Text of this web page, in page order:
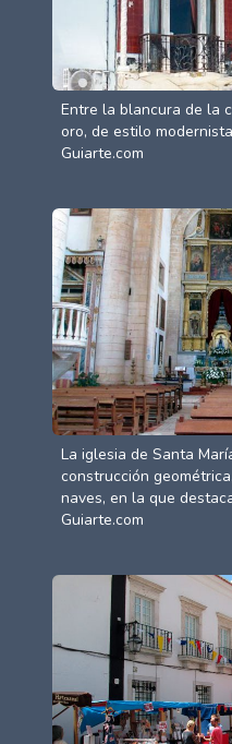
Entre la blancura de la
oro, de estilo
Guiarte.com
La iglesia de Santa
construcción
naves, en la que
Guiarte.com